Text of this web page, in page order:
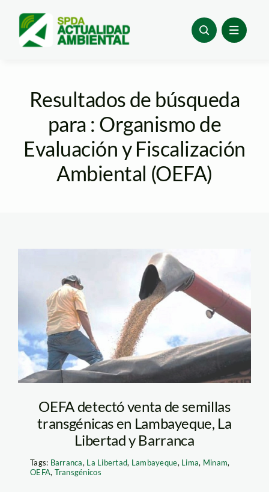
content
Resultados de búsqueda
para : Organismo de
Evaluación y Fiscalización
Ambiental (OEFA)
semillas
trangénicas_Gestión
OEFA detectó venta de semillas
transgénicas en Lambayeque, La
Libertad y Barranca
Tags: Barranca, La Libertad, Lambayeque, Lima, Minam,
OEFA, Transgénicos